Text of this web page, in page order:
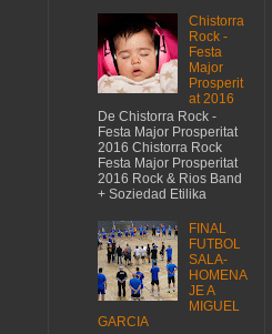
Chistorra
Rock -
Festa
Major
Prosperit
at 2016
De Chistorra Rock -
Festa Major Prosperitat
2016 Chistorra Rock
Festa Major Prosperitat
2016 Rock & Rios Band
+ Soziedad Etilika
FINAL
FUTBOL
SALA-
HOMENA
JE A
MIGUEL
GARCIA